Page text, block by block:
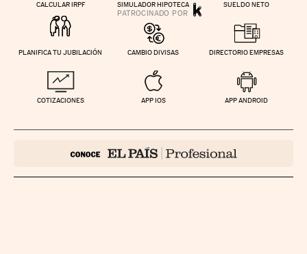
CALCULAR IRPF SIMULADOR HIPOTECA SUELDO NETO
PLANIFICA TU JUBILACIÓN CAMBIO DIVISAS DIRECTORIO EMPRESAS
COTIZACIONES APP IOS APP ANDROID